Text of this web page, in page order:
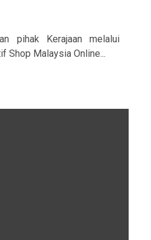
pihak Kerajaan melalui
Shop Malaysia Online...